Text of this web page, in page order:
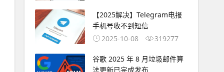
【2025解决】Telegram电报
手机号收不到短信
2025-10-08
319277
谷歌 2025 年 8 月垃圾邮件算
法更新已完成发布